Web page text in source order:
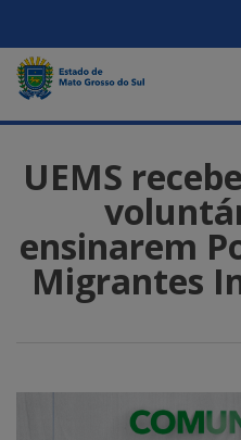
UEMS
ensinarem
Migrantes